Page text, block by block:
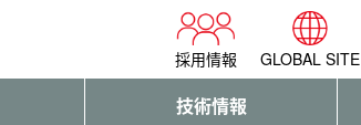
採用情報 GLOBAL SITE
技術情報